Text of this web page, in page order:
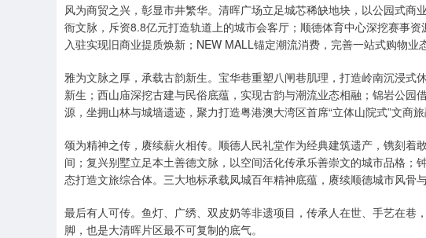
风为商贸之兴，彰显市井繁华。清晖广场立足城芯稀缺地块，以公园式
衙文脉，斥资8.8亿元打造轨道上的城市会客厅；顺德体育中心深挖赛事
入驻实现旧商业提质焕新；NEW MALL锚定潮流消费，完善一站式购物业
雅为文脉之厚，承载古韵新生。宝华巷重塑八闸巷肌理，打造岭南沉浸式
新生；西山庙深挖古建与民俗底蕴，实现古韵与潮流业态相融；锦岩公园
源，坐拥山林与城墙遗迹，聚力打造粤港澳大湾区首席“立体山院式”文商
颂为精神之传，赓续薪火相传。顺德人民礼堂作为经典建筑遗产，镌刻着
间；复兴别墅立足本土善德文脉，以空间活化传承乐善崇文的城市品格；
态打造文旅综合体。三大地标承载凤城百年精神底蕴，赓续顺德城市风骨与
最后有人可传。鱼灯、广绣、双皮奶等非遗项目，传承人在世、手艺在巷
脚，也是大清晖片区最不可复制的底气。